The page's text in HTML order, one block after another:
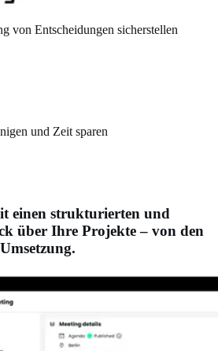
von Entscheidungen sicherstellen
und Zeit sparen
einen strukturierten und
über Ihre Projekte – von den